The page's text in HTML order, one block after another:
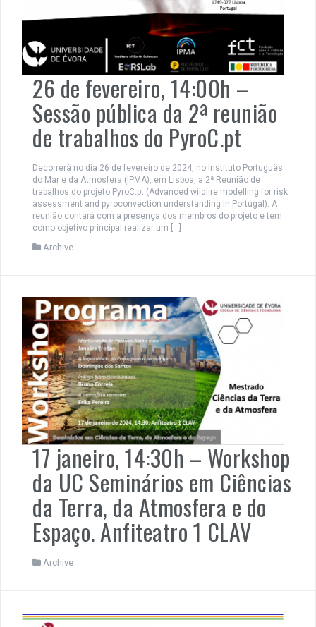
26 de fevereiro, 14:00h –
Sessão pública da 2ª reunião
de trabalhos do PyroC.pt
Decorrerá no dia 26 de fevereiro de 2024, no Instituto Português
do Mar e da Atmosfera (IPMA), em Lisboa, a 2ª Reunião de
trabalhos do projeto PyroC.pt (Advanced wildfire modelling for risk
assessment and pyroconvection understanding in Portugal). A
reunião contará com a presença dos membros do projeto e tem
como objetivo principal realizar um […]
Archive
17 janeiro, 14:30h – Workshop
da UC Seminários em Ciências
da Terra, da Atmosfera e do
Espaço. Anfiteatro 1 CLAV
Archive